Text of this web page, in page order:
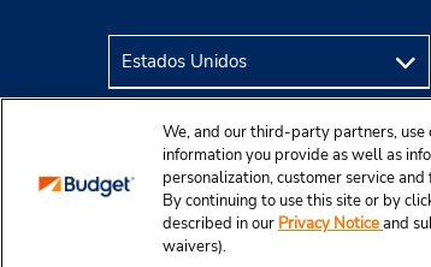
© 2024 Budget Rent A Car System, Inc.
We, and our third-party partners, use
information you provide as well as
personalization, customer service
By continuing to use this site or by
described in our Privacy Noticeand
waivers).